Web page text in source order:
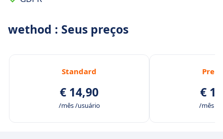
wethod : Seus preços
Standard
€ 14,90
/mês /usuário
€
/mês /